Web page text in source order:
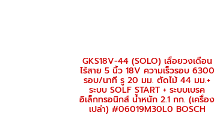
GKS18V-44 (SOLO) เลื่อยวงเดือน
ไร้สาย 5 นิ้ว 18V ความเร็วรอบ 6300
รอบ/นาที รู 20 มม. ตัดไม้ 44 มม.+
ระบบ SOLF START + ระบบเบรค
อิเล็กทรอนิกส์ น้ำหนัก 2.1 กก. (เครื่อง
เปล่า) #06019M30L0 BOSCH